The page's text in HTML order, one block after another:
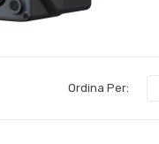
Ordina Per: